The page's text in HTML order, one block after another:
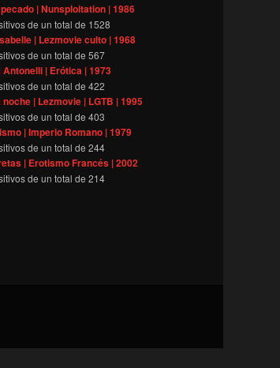
| Nunsploitation | 1986
de un total de 1528
| Lezmovie culto | 1968
de un total de567
Antonelli | Erótica | 1973
de un total de422
| Lezmovie | LGTB | 1995
de un total de403
| Imperio Romano | 1979
de un total de244
| Erotismo Francés | 2002
de un total de214